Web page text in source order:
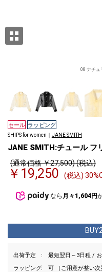
08 ナチュ
セール ラッピング
SHIPS for women｜ JANE SMITH
JANE SMITH:チュール フ
(通常価格 ￥27,500) (税込)
￥19,250 (税込)
なら 月々1,604円
出荷予定
最短翌日～3日程 /
ラッピング
可 （ご用意が整い次